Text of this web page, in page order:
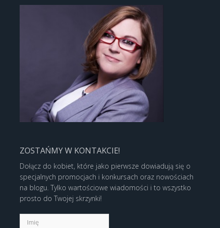
ZOSTAŃMY W KONTAKCIE!
Dołącz do kobiet, które jako pierwsze dowiadują się o
specjalnych promocjach i konkursach oraz nowościach
na blogu. Tylko wartościowe wiadomości i to wszystko
prosto do Twojej skrzynki!